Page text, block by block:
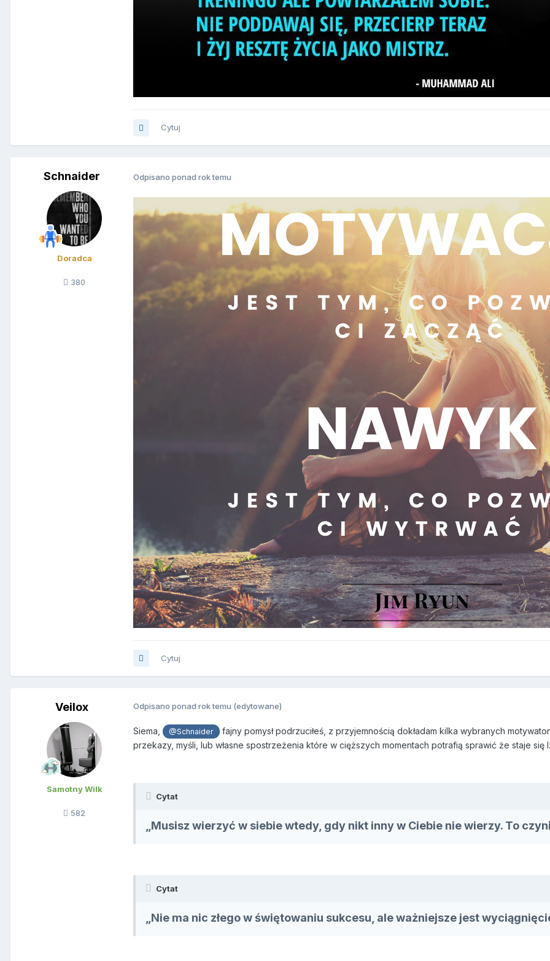
Cytuj
Schnaider
Doradca
380
Odpisano ponad rok temu
Cytuj
Veilox
Samotny Wilk
582
Odpisano ponad rok temu (edytowane)
Siema, @Schnaider
fajny pomysł podrzuciłeś, z przyjemnością dokładam kilka wybranych
przekazy, myśli, lub własne spostrzeżenia które w cięższych momentach potrafią sprawić że staje się
Cytat
„Musisz wierzyć w siebie wtedy, gdy nikt inny w Ciebie nie wierzy. To
Cytat
„Nie ma nic złego w świętowaniu sukcesu, ale ważniejsze jest